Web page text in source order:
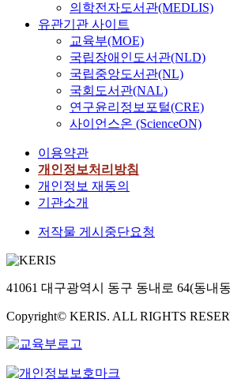
의학전자도서관(MEDLIS)
유관기관 사이트
교육부(MOE)
국립장애인도서관(NLD)
국립중앙도서관(NL)
국회도서관(NAL)
연구윤리정보포털(CRE)
사이언스온 (ScienceON)
이용약관
개인정보처리방침
개인정보 재동의
기관소개
저작물 게시중단요청
41061 대구광역시 동구 동내로 64(동내
Copyright© KERIS. ALL RIGHTS